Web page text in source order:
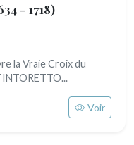
- 1718)
la Vraie Croix du
Voir